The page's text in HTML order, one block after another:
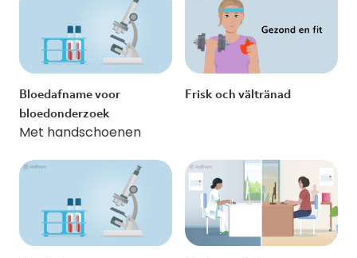
Bloedafname voor
bloedonderzoek
Met handschoenen
Frisk och vältränad